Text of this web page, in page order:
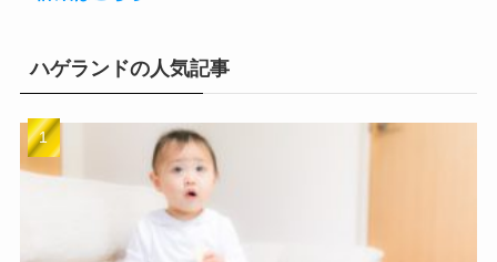
ハゲランドの人気記事